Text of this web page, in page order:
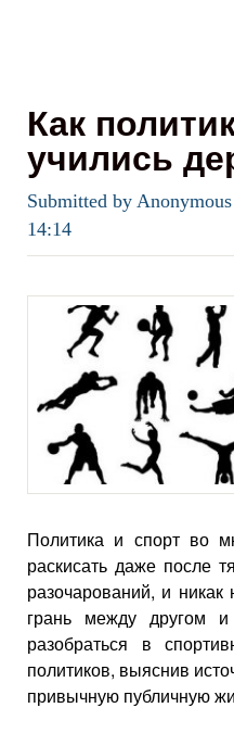
Как
учились
Submitted by Anonymous
14:14
Политика и спорт во
раскисать даже после
разочарований, и никак
грань между другом
разобраться в
политиков, выяснив
привычную публичную